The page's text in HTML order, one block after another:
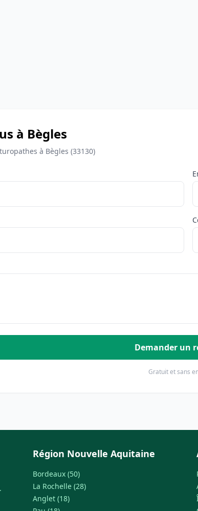
à Bègles
à Bègles (33130)
Demander un
Gratuit et sans
Région Nouvelle Aquitaine
Bordeaux (50)
La Rochelle (28)
Anglet (18)